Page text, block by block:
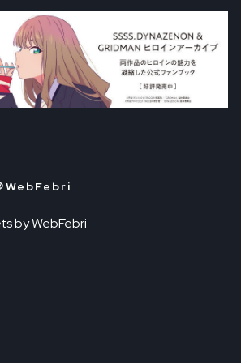
WebFebri
by WebFebri